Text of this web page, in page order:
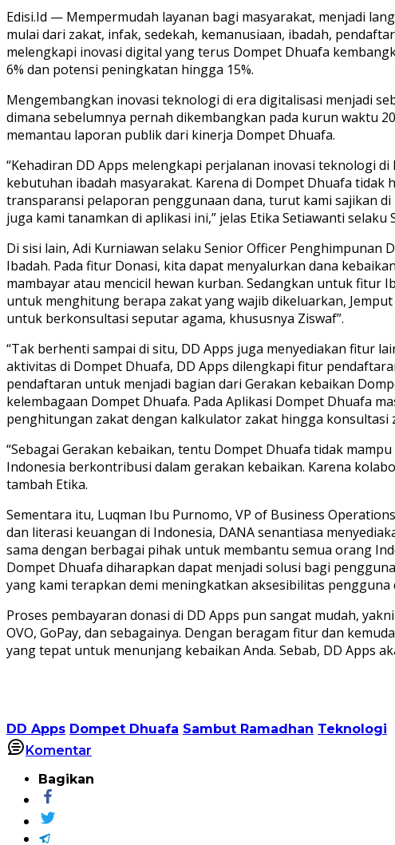
Edisi.Id — Mempermudah layanan bagi masyarakat, menjadi
mulai dari zakat, infak, sedekah, kemanusiaan, ibadah,
melengkapi inovasi digital yang terus Dompet Dhuafa
6% dan potensi peningkatan hingga 15%.
Mengembangkan inovasi teknologi di era digitalisasi menjadi
dimana sebelumnya pernah dikembangkan pada kurun waktu
memantau laporan publik dari kinerja Dompet Dhuafa.
“Kehadiran DD Apps melengkapi perjalanan inovasi teknologi
kebutuhan ibadah masyarakat. Karena di Dompet Dhuafa
transparansi pelaporan penggunaan dana, turut kami sajikan
juga kami tanamkan di aplikasi ini,” jelas Etika Setiawanti
Di sisi lain, Adi Kurniawan selaku Senior Officer
Ibadah. Pada fitur Donasi, kita dapat menyalurkan dana
mambayar atau mencicil hewan kurban. Sedangkan untuk fitur
untuk menghitung berapa zakat yang wajib dikeluarkan,
untuk berkonsultasi seputar agama, khususnya Ziswaf”.
“Tak berhenti sampai di situ, DD Apps juga menyediakan fitur
aktivitas di Dompet Dhuafa, DD Apps dilengkapi fitur
pendaftaran untuk menjadi bagian dari Gerakan kebaikan
kelembagaan Dompet Dhuafa. Pada Aplikasi Dompet Dhuafa
penghitungan zakat dengan kalkulator zakat hingga konsultasi
“Sebagai Gerakan kebaikan, tentu Dompet Dhuafa tidak
Indonesia berkontribusi dalam gerakan kebaikan. Karena
tambah Etika.
Sementara itu, Luqman Ibu Purnomo, VP of Business
dan literasi keuangan di Indonesia, DANA senantiasa
sama dengan berbagai pihak untuk membantu semua orang
Dompet Dhuafa diharapkan dapat menjadi solusi bagi
yang kami terapkan demi meningkatkan aksesibilitas
Proses pembayaran donasi di DD Apps pun sangat mudah,
OVO, GoPay, dan sebagainya. Dengan beragam fitur dan
yang tepat untuk menunjang kebaikan Anda. Sebab, DD Apps
DD Apps Dompet Dhuafa Sambut Ramadhan Teknologi
Komentar
Bagikan